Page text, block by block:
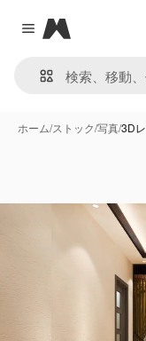
Close menu
Magnific
ホーム/ストック/写真/3D